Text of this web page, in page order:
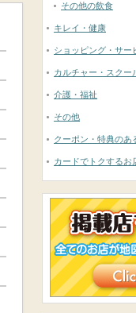
その他の飲食
キレイ・健康
ショッピング・サー
カルチャー・スクー
介護・福祉
その他
クーポン・特典のあ
カードでトクするお